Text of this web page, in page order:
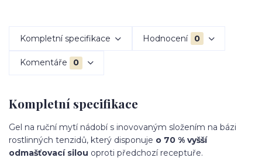
Kompletní specifikace Hodnocení 0
Komentáře 0
Kompletní specifikace
Gel na ruční mytí nádobí s inovovaným složením na bázi
rostlinných tenzidů, který disponuje o 70 % vyšší
odmašťovací silou oproti předchozí receptuře.